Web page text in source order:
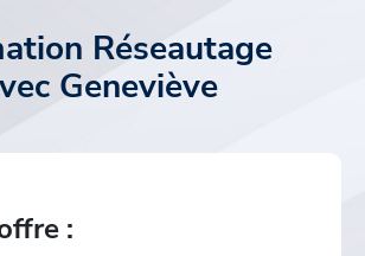
Réseautage
Geneviève
: